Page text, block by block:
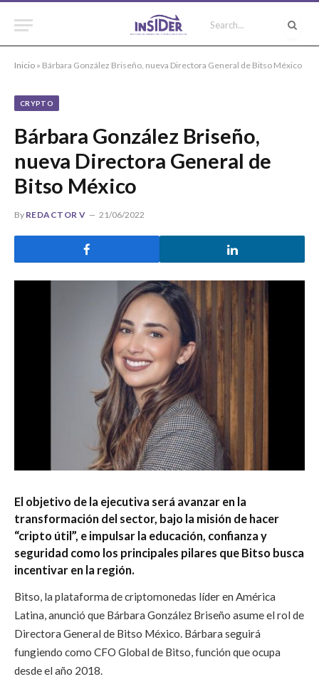
Inicio » Bárbara González Briseño, nueva Directora General de Bitso México
CRYPTO
Bárbara González Briseño,
nueva Directora General de
Bitso México
By REDACTOR V 21/06/2022
El objetivo de la ejecutiva será avanzar en la
transformación del sector, bajo la misión de hacer
“cripto útil”, e impulsar la educación, confianza y
seguridad como los principales pilares que Bitso busca
incentivar en la región.
Bitso, la plataforma de criptomonedas líder en América
Latina, anunció que Bárbara González Briseño asume el rol de
Directora General de Bitso México. Bárbara seguirá
fungiendo como CFO Global de Bitso, función que ocupa
desde el año 2018.